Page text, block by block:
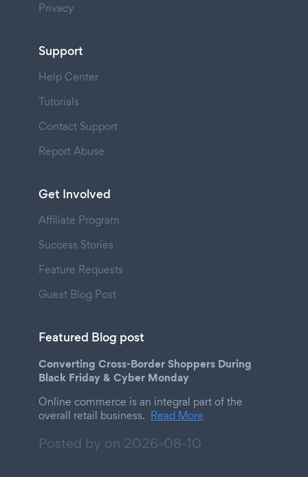
Privacy
Support
Help Center
Tutorials
Contact Support
Report Abuse
Get Involved
Affiliate Program
Success Stories
Feature Requests
Guest Blog Post
Featured Blog post
Converting Cross-Border Shoppers During
Black Friday & Cyber Monday
Online commerce is an integral part of the
overall retail business. Read More
Posted by on 2026-08-10